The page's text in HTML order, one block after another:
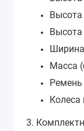
Масса
Ремень
Колеса
3.